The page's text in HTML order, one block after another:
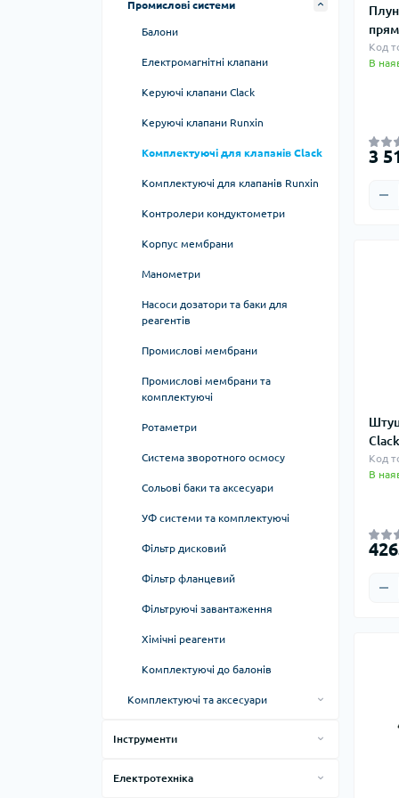
баків і гідроакумуляторів
Трапи
Унітази та біде
Сушки для рушників
Промислові системи
Балони
Електромагнітні клапани
Керуючі клапани Clack
Керуючі клапани Runxin
Комплектуючі для клапанів Clack
Комплектуючі для клапанів Runxin
Контролери кондуктометри
Корпус мембрани
Манометри
Насоси дозатори та баки для
реагентів
Промислові мембрани
Промислові мембрани та
комплектуючі
Ротаметри
Система зворотного осмосу
Сольові баки та аксесуари
УФ системи та комплектуючі
Фільтр дисковий
Фільтр фланцевий
Фільтруючі завантаження
Хімічні реагенти
Комплектуючі до балонів
Комплектуючі та аксесуари
Крани, трубки та фітинги для
Інструменти
Електротехніка
Код
В
3
Clack
Код
В